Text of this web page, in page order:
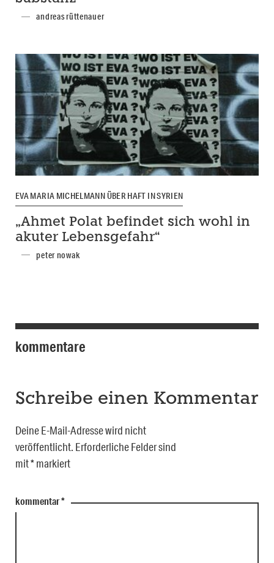
andreas rüttenauer
EVA MARIA MICHELMANN ÜBER HAFT IN SYRIEN
„Ahmet Polat befindet sich wohl in
akuter Lebensgefahr“
peter nowak
kommentare
Schreibe einen Kommentar
Deine E-Mail-Adresse wird nicht
veröffentlicht. Erforderliche Felder sind
mit*markiert
kommentar*